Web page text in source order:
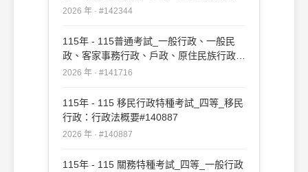
社會行政、勞工行政、教育行政、人事行
複)#142344
2026 年 · #142344
115年 - 115普通考試_一般行政、一般民
政、客家事務行政、戶政、原住民族行政、
社會行政、勞工行政、教育行政、人事行
#141716
2026 年 · #141716
115年 - 115 移民行政特種考試_四等_移民
行政：行政法概要#140887
2026 年 · #140887
115年 - 115 關務特種考試_四等_一般行政